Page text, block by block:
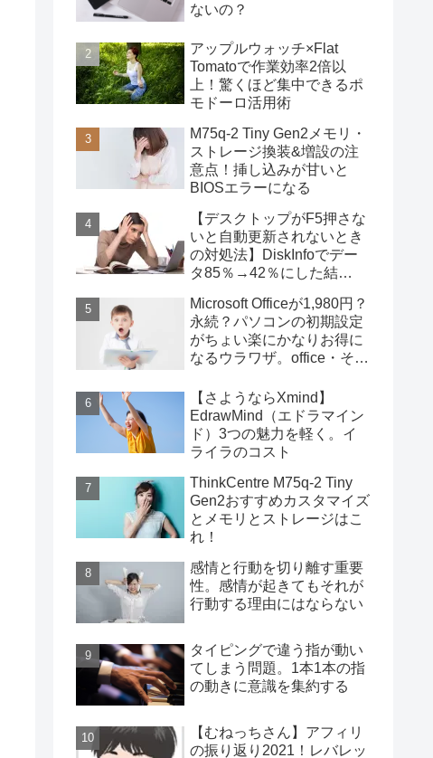
ないの？
アップルウォッチ×Flat
Tomatoで作業効率2倍以
上！驚くほど集中できるポ
モドーロ活用術
M75q-2 Tiny Gen2メモリ・
ストレージ換装&増設の注
意点！挿し込みが甘いと
BIOSエラーになる
【デスクトップがF5押さな
いと自動更新されないとき
の対処法】DiskInfoでデー
タ85％→42％にした結
Microsoft Officeが1,980円？
永続？パソコンの初期設定
がちょい楽にかなりお得に
なるウラワザ。office・その
【さようならXmind】
EdrawMind（エドラマイン
ド）3つの魅力を軽く。イ
ライラのコスト
ThinkCentre M75q-2 Tiny
Gen2おすすめカスタマイズ
とメモリとストレージはこ
れ！
感情と行動を切り離す重要
性。感情が起きてもそれが
行動する理由にはならない
タイピングで違う指が動い
てしまう問題。1本1本の指
の動きに意識を集約する
【むねっちさん】アフィリ
の振り返り2021！レバレッ